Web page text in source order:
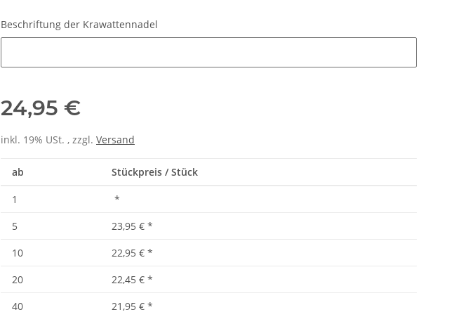
Beschriftung der Krawattennadel
24,95 €
inkl. 19% USt. , zzgl. Versand
ab Stückpreis / Stück
1
*
5
23,95 € *
10
22,95 € *
20
22,45 € *
40
21,95 € *